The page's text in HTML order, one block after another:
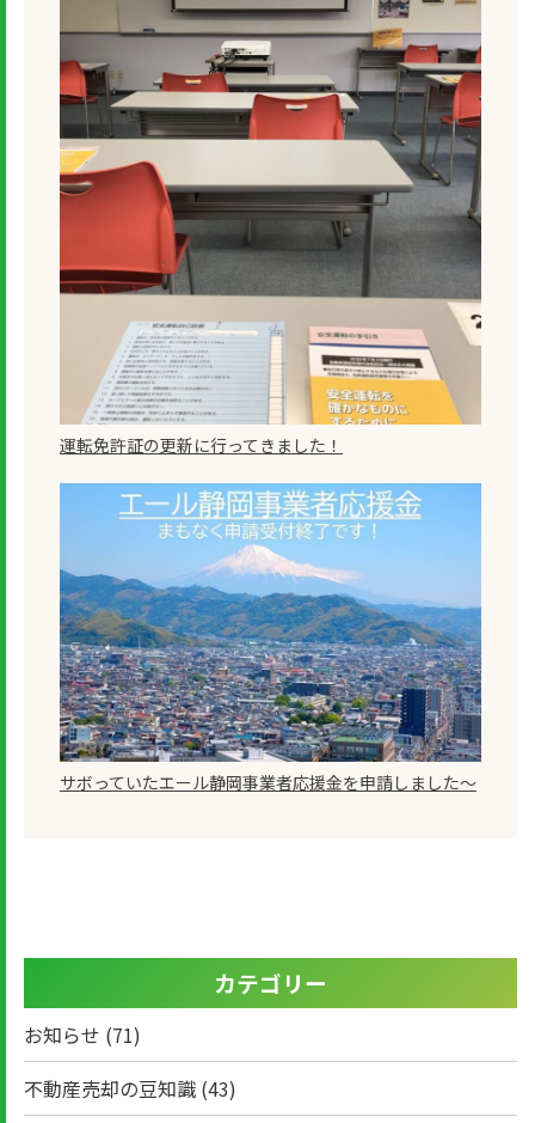
運転免許証の更新に行ってきました！
サボっていたエール静岡事業者応援金を申請しました～
カテゴリー
お知らせ (71)
不動産売却の豆知識 (43)